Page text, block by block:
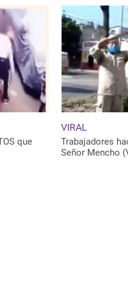
que
VIRAL
Trabajadores
Señor Mencho